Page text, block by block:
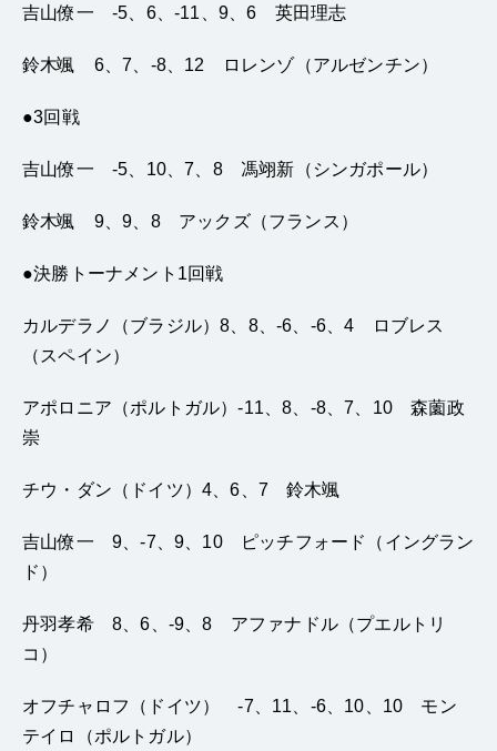
吉山僚一 -5、 6、-11、 9、6 英田理志
鈴木颯 6、7、 -8、 12 ロレンゾ（アルゼンチン）
●3回戦
吉山僚一 -5、 10、7、 8馮翊新（シンガポール）
鈴木颯 9、9、 8アックズ（フランス）
●決勝トーナメント 1回戦
カルデラノ（ブラジル）8、 8、-6、 -6、4 ロブレス
（スペイン）
アポロニア（ポルトガル）-11、8、 -8、7、 10 森薗政
崇
チウ・ダン（ドイツ） 4、6、 7 鈴木颯
吉山僚一 9、-7、9、 10ピッチフォード（イングラン
ド）
丹羽孝希 8、6、 -9、8 アファナドル（プエルトリ
コ）
オフチャロフ（ドイツ）-7、 11、 -6、 10、 10 モン
テイロ（ポルトガル）